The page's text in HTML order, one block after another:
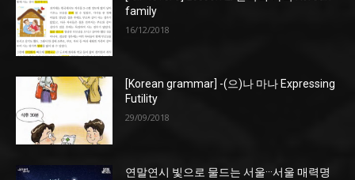
family
16/12/2018
[Korean grammar] -(으)나 마나 Expressing
Futility
29/09/2018
연말연시 빛으로 물드는 서울···서울 매력명